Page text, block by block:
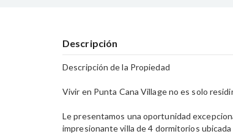
Descripción
Descripción de la Propiedad
Vivir en Punta Cana Village no es solo
Le presentamos una oportunidad
impresionante villa de 4 dormitorios